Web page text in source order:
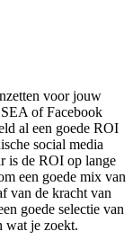
voor jouw
of Facebook
al een goede ROI
social media
is de ROI op lange
een goede mix van
van de kracht van
goede selectie van
wat je zoekt.